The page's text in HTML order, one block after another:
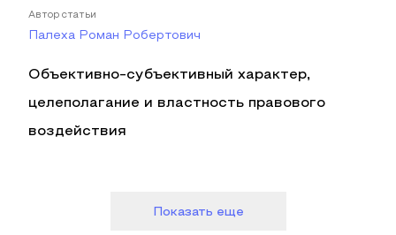
Автор статьи
Палеха Роман Робертович
Объективно-субъективный характер,
целеполагание и властность правового
воздействия
Показать еще